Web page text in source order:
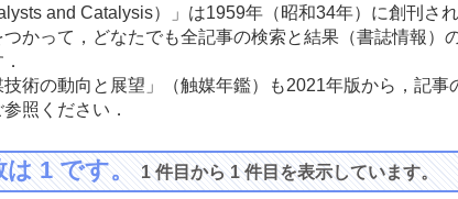
and Catalysis）」は1959年（昭和34年）に創刊さ
つかって，どなたでも全記事の検索と結果（書誌情報
技術の動向と展望」（触媒年鑑）も2021年版から，記
参照ください．
は 1 です。1 件目から 1 件目を表示しています。